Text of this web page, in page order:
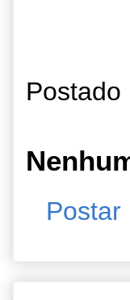
Postado
Postar